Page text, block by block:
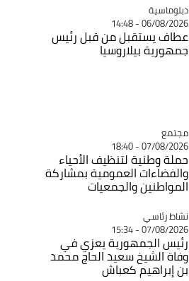
Catégorie
دبلوماسية
06/08/2026 - 14:48
عطاف يستقبل من قبل رئيس
جمهورية بيلاروسيا
Catégorie
مجتمع
07/08/2026 - 18:40
حملة وطنية لتنظيف الأحياء
والفضاءات العمومية بمشاركة
المواطنين والجمعيات
Catégorie
نشاط رئاسي
07/08/2026 - 15:34
رئيس الجمهورية يعزي في
وفاة الشيخ سعيد الحاج محمد
بن إبراهيم كعباش